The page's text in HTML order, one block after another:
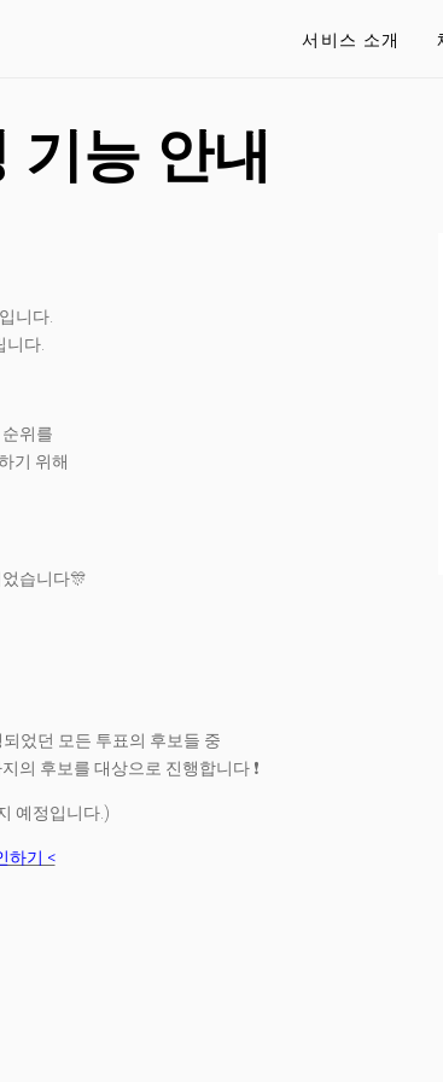
서비스 소개
기능 안내
니다.
니다.
위를
기 위해
습니다🎊
었던 모든 투표의 후보들 중
의 후보를 대상으로 진행합니다 ❗
예정입니다.)
하기 <